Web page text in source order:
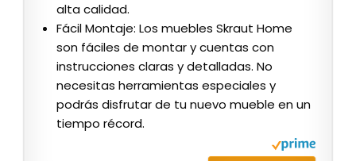
alta calidad.
Fácil Montaje: Los muebles Skraut Home
son fáciles de montar y cuentas con
instrucciones claras y detalladas. No
necesitas herramientas especiales y
podrás disfrutar de tu nuevo mueble en un
tiempo récord.